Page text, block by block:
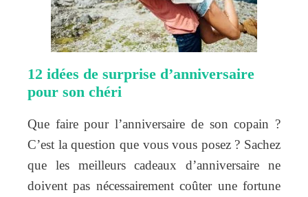
12 idées de surprise d’anniversaire
pour son chéri
Que faire pour l’anniversaire de son copain ?
C’est la question que vous vous posez ? Sachez
que les meilleurs cadeaux d’anniversaire ne
doivent pas nécessairement coûter une fortune